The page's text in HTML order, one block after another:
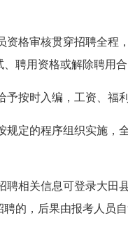
资格审核贯穿招聘全
聘用资格或解除聘用合
予按时入编，工资、福
规定的程序组织实施
聘相关信息可登录大田
的，后果由报考人员自